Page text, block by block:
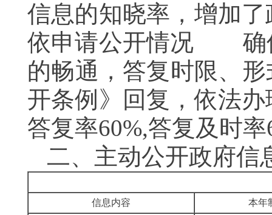
信息的知晓率，增加
依申请公开情况 确
的畅通，答复时限、
开条例》回复，依法
答复率60%,答复及时
二、 主动公开政府信
信息内容
本年